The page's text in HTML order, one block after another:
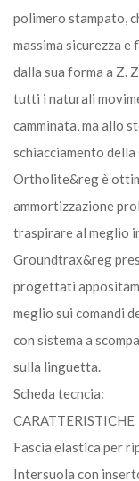
polimero stampato,
massima sicurezza
dalla sua forma a Z.
tutti i naturali
camminata, ma allo
schiacciamento
Ortholite&reg è
ammortizzazione
traspirare al meglio
Groundtrax&reg
progettati
meglio sui comandi
con sistema a
sulla linguetta.
Scheda tecncia:
CARATTERISTICHE
Fascia elastica per
Intersuola con